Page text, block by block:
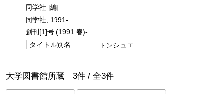
同学社 [編]
同学社, 1991-
創刊[1]号 (1991.春)-
タイトル別名
トンシュエ
大学図書館所蔵 3件 / 全3件